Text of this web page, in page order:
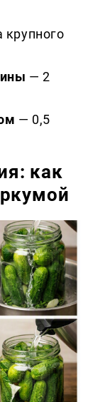
крупного
— 2
— 0,5
как